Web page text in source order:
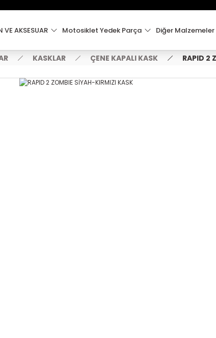
2000 TL VE ÜZERİ KARGO
VE AKSESUAR Motosiklet Yedek Parça Diğer Malzemeler
KASKLAR ÇENE KAPALI KASK RAPID 2